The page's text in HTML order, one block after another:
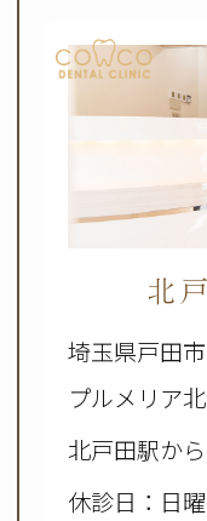
北
埼玉県戸田
プルメリア
北戸田駅か
休診日：日